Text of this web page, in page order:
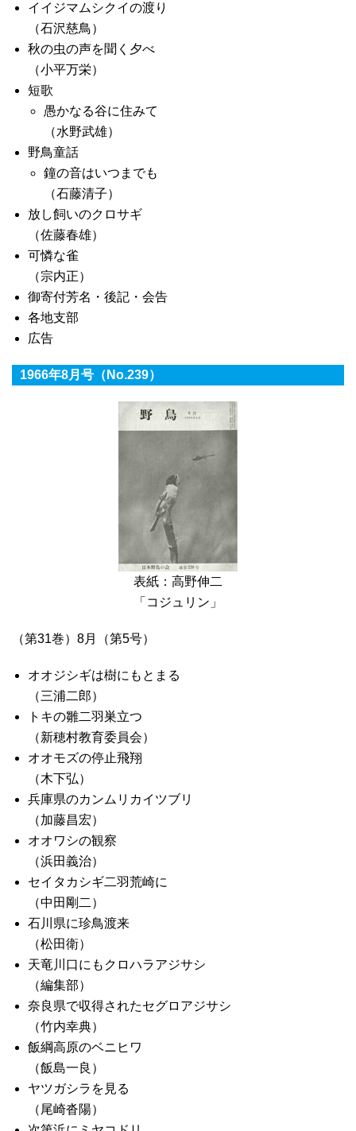
イイジマムシクイの渡り
（石沢慈鳥）
秋の虫の声を聞く夕べ
（小平万栄）
短歌
愚かなる谷に住みて
（水野武雄）
野鳥童話
鐘の音はいつまでも
（石藤清子）
放し飼いのクロサギ
（佐藤春雄）
可憐な雀
（宗内正）
御寄付芳名・後記・会告
各地支部
広告
1966年8月号（No.239）
表紙：高野伸二
「コジュリン」
（第31巻）8月（第5号）
オオジシギは樹にもとまる
（三浦二郎）
トキの雛二羽巣立つ
（新穂村教育委員会）
オオモズの停止飛翔
（木下弘）
兵庫県のカンムリカイツブリ
（加藤昌宏）
オオワシの観察
（浜田義治）
セイタカシギ二羽荒崎に
（中田剛二）
石川県に珍鳥渡来
（松田衛）
天竜川口にもクロハラアジサシ
（編集部）
奈良県で収得されたセグロアジサシ
（竹内幸典）
飯綱高原のベニヒワ
（飯島一良）
ヤツガシラを見る
（尾崎沓陽）